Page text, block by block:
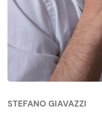
STEFANO GIAVAZZI